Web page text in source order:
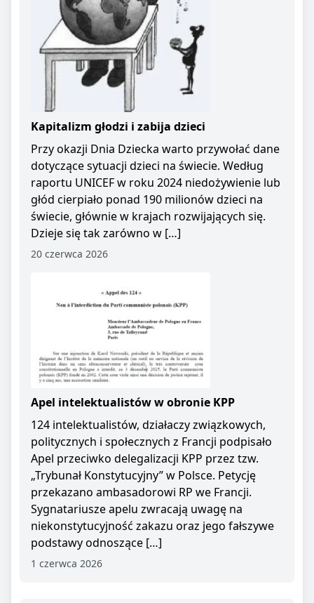
Kapitalizm głodzi i zabija dzieci
Przy okazji Dnia Dziecka warto przywołać dane
dotyczące sytuacji dzieci na świecie. Według
raportu UNICEF w roku 2024 niedożywienie lub
głód cierpiało ponad 190 milionów dzieci na
świecie, głównie w krajach rozwijających się.
Dzieje się tak zarówno w […]
20 czerwca 2026
Apel intelektualistów w obronie KPP
124 intelektualistów, działaczy związkowych,
politycznych i społecznych z Francji podpisało
Apel przeciwko delegalizacji KPP przez tzw.
„Trybunał Konstytucyjny” w Polsce. Petycję
przekazano ambasadorowi RP we Francji.
Sygnatariusze apelu zwracają uwagę na
niekonstytucyjność zakazu oraz jego fałszywe
podstawy odnoszące […]
1 czerwca 2026